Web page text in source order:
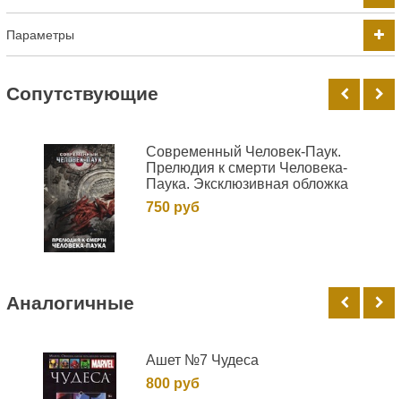
Параметры
Cопутствующие
Современный Человек-Паук.
Прелюдия к смерти Человека-
Паука. Эксклюзивная обложка
750 руб
Аналогичные
Ашет №7 Чудеса
800 руб